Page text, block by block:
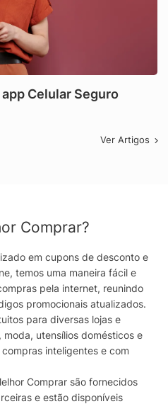
Celular Seguro
Ver Artigos
Comprar?
em cupons de desconto e
temos uma maneira fácil e
pela internet, reunindo
promocionais atualizados.
para diversas lojas e
utensílios domésticos e
inteligentes e com
Comprar são fornecidos
e estão disponíveis